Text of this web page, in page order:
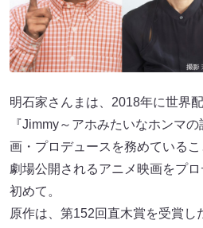
明石家さんまは、2018年に世界
『Jimmy～アホみたいなホンマ
画・プロデュースを務めているこ
劇場公開されるアニメ映画をプ
初めて。
原作は、第152回直木賞を受賞し